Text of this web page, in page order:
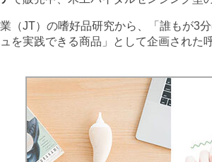
（JT）の嗜好品研究から、「誰もが3
を実践できる商品」として企画された